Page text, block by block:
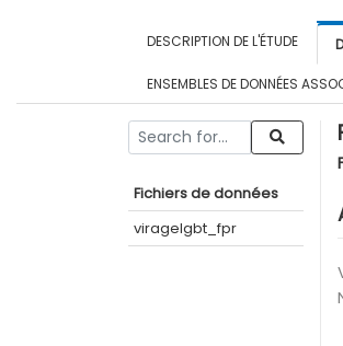
DESCRIPTION DE L'ÉTUDE
ENSEMBLES DE DONNÉES
Fichiers de données
viragelgbt_fpr